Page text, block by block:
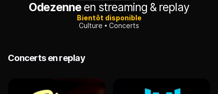
Odezenneen streaming & replay
Bientôt disponible
Culture
Concerts
Concerts en replay